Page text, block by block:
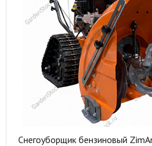
Снегоуборщик бензиновый